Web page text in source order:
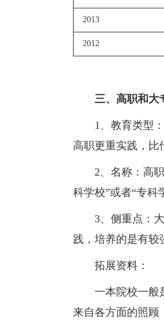
2013
2012
三、高职和大
1、教育类型：
高职更重实践，比
2、名称：高职
科学校”或者“专科
3、侧重点：大
践，培养的是有较
拓展资料：
一本院校一般是
来自各方面的照顾